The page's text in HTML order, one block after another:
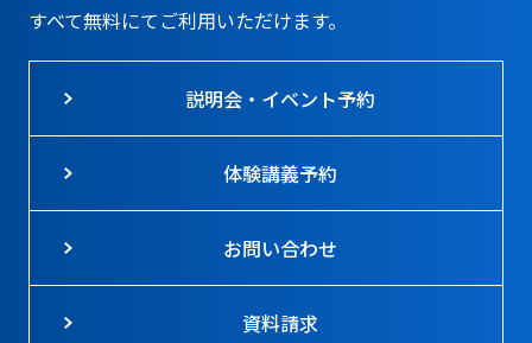
すべて無料にてご利用いただけます。
説明会・イベント予約
体験講義予約
お問い合わせ
資料請求